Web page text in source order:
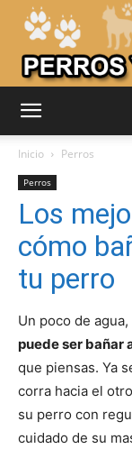
Inicio Perros
Perros
Los
cómo
tu perro
Un poco de
puede ser bañar
que piensas. Ya
corra hacia el
su perro con
cuidado de su